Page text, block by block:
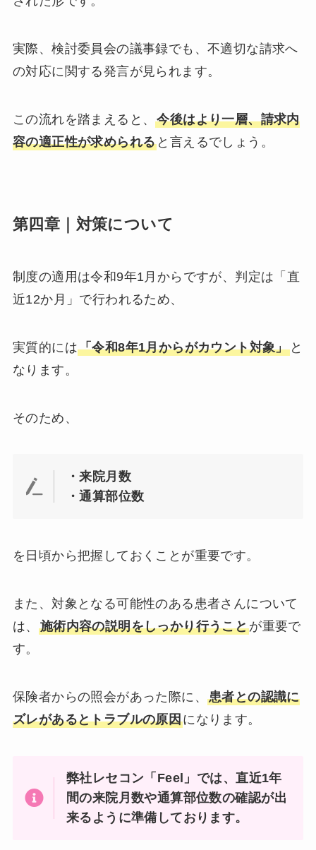
実際、検討委員会の議事録でも、不適切な請求へ
の対応に関する発言が見られます。
この流れを踏まえると、今後はより一層、請求内
容の適正性が求められる と言えるでしょう。
第四章｜対策について
制度の適用は令和9年1月からですが、判定は「直
近12か月」で行われるため、
実質的には「令和8年1月からがカウント対象」と
なります。
そのため、
・来院月数
・通算部位数
を日頃から把握しておくことが重要です。
また、対象となる可能性のある患者さんについて
は、 施術内容の説明をしっかり行うことが重要で
す。
保険者からの照会があった際に、 患者との認識に
ズレがあるとトラブルの原因になります。
弊社レセコン「Feel」では、直近1年
間の来院月数や通算部位数の確認が出
来るように準備しております。